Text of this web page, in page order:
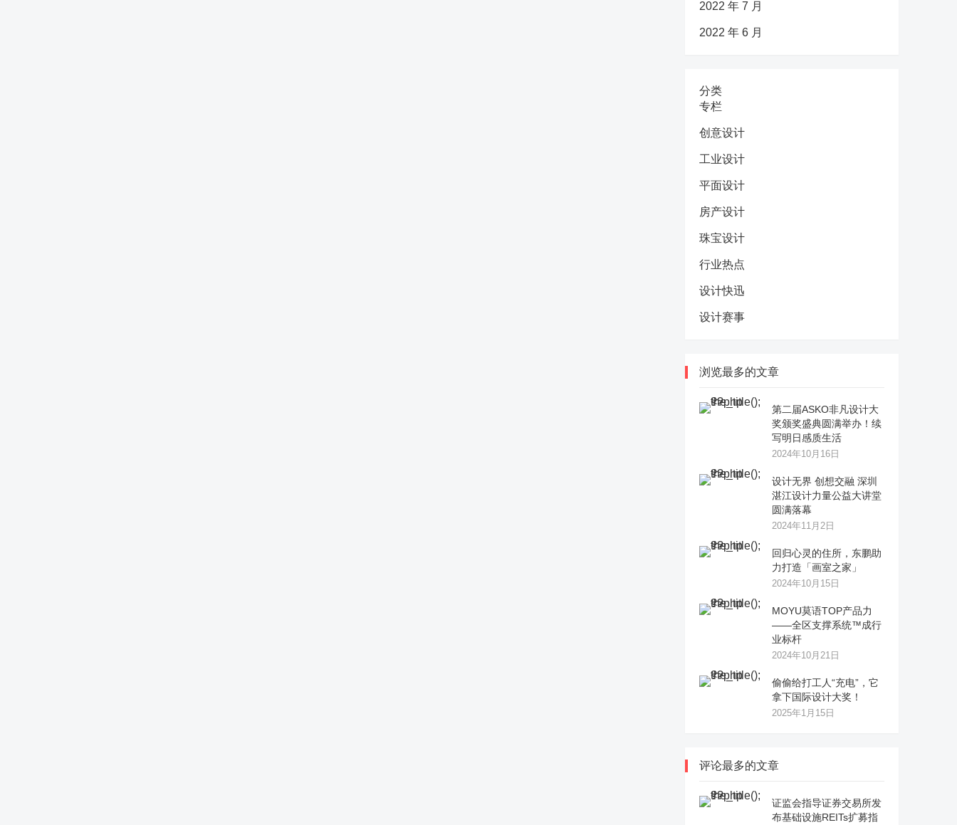
2022 年 7 月
2022 年 6 月
分类
专栏
创意设计
工业设计
平面设计
房产设计
珠宝设计
行业热点
设计快迅
设计赛事
浏览最多的文章
第二届ASKO非凡设计大
奖颁奖盛典圆满举办！续
写明日感质生活
2024年10月16日
设计无界 创想交融 深圳
湛江设计力量公益大讲堂
圆满落幕
2024年11月2日
回归心灵的住所，东鹏助
力打造「画室之家」
2024年10月15日
MOYU莫语TOP产品力
——全区支撑系统™成行
业标杆
2024年10月21日
偷偷给打工人“充电”，它
拿下国际设计大奖！
2025年1月15日
评论最多的文章
证监会指导证券交易所发
布基础设施REITs扩募指